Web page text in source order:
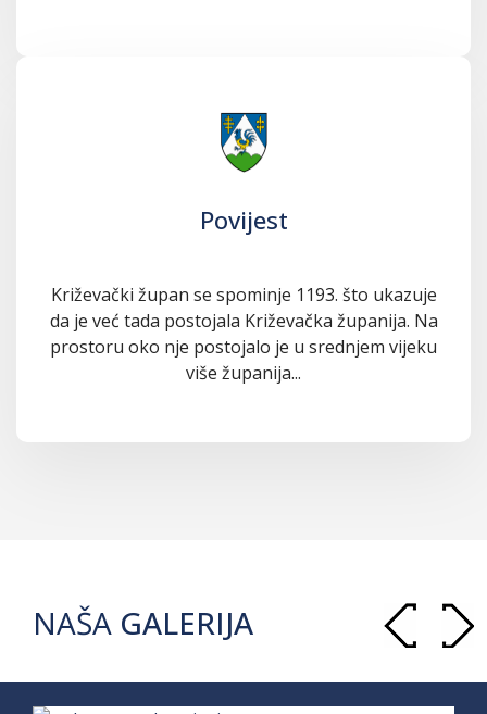
Povijest
Križevački župan se spominje 1193. što ukazuje
da je već tada postojala Križevačka županija. Na
prostoru oko nje postojalo je u srednjem vijeku
više županija...
NAŠA GALERIJA